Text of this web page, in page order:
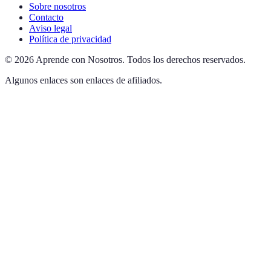
Sobre nosotros
Contacto
Aviso legal
Política de privacidad
© 2026 Aprende con Nosotros. Todos los derechos reservados.
Algunos enlaces son enlaces de afiliados.